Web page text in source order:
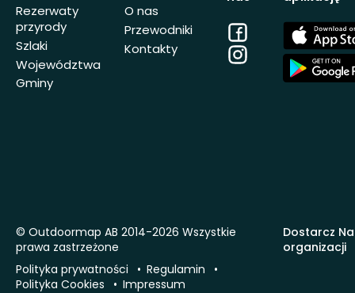
Rezerwaty
przyrody
Szlaki
Województwa
Gminy
O nas
Przewodniki
Kontakty
Facebook
Instagram
App
Store
App
Store
Dostarcz
organizacji
© Outdoormap AB 2014-2026 Wszystkie
prawa zastrzeżone
Polityka prywatności
Regulamin
Polityka Cookies
Impressum